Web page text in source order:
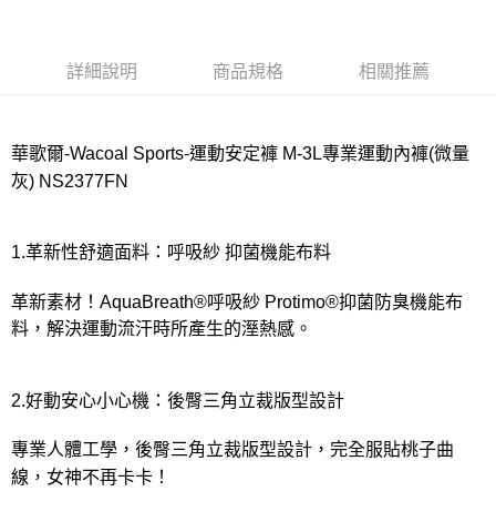
每筆NT$80，滿NT$1,000(含以上)免運費
宅配
離島
付款後門市自取
詳細說明 商品規格 相關推薦
華歌爾-Wacoal Sports-運動安定褲 M-3L專業運動內褲(微量
灰) NS2377FN
1.革新性舒適面料：呼吸紗 抑菌機能布料
革新素材！AquaBreath®呼吸紗 Protimo®抑菌防臭機能布
料，解決運動流汗時所產生的溼熱感。
2.好動安心小心機：後臀三角立裁版型設計
專業人體工學，後臀三角立裁版型設計，完全服貼桃子曲
線，女神不再卡卡！